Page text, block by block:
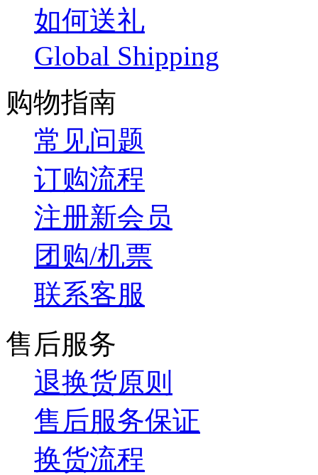
如何送礼
Global Shipping
购物指南
常见问题
订购流程
注册新会员
团购/机票
联系客服
售后服务
退换货原则
售后服务保证
换货流程